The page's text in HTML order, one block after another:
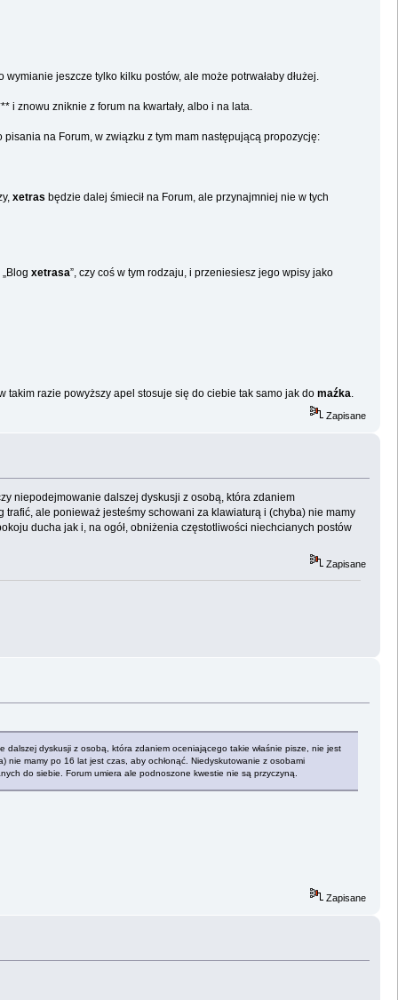
jeszcze tylko kilku postów, ale może potrwałaby dłużej.
i znowu zniknie z forum na kwartały, albo i na lata.
na Forum, w związku z tym mam następującą propozycję:
xetras będzie dalej śmiecił na Forum, ale przynajmniej nie w tych
xetrasa”, czy coś w tym rodzaju, i przeniesiesz jego wpisy jako
takim razie powyższy apel stosuje się do ciebie tak samo jak do maźka.
Zapisane
niepodejmowanie dalszej dyskusji z osobą, która zdaniem
ale ponieważ jesteśmy schowani za klawiaturą i (chyba) nie mamy
ducha jak i, na ogół, obniżenia częstotliwości niechcianych postów
Zapisane
dyskusji z osobą, która zdaniem oceniającego takie właśnie pisze, nie jest
nie mamy po 16 lat jest czas, aby ochłonąć. Niedyskutowanie z osobami
do siebie. Forum umiera ale podnoszone kwestie nie są przyczyną.
Zapisane